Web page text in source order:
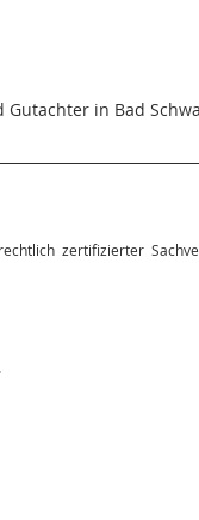
in Bad
zertifizierter